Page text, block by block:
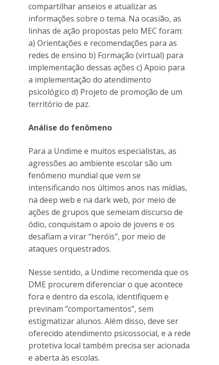
compartilhar anseios e atualizar as
informações sobre o tema. Na ocasião, as
linhas de ação propostas pelo MEC foram:
a) Orientações e recomendações para as
redes de ensino b) Formação (virtual) para
implementação dessas ações c) Apoio para
a implementação do atendimento
psicológico d) Projeto de promoção de um
território de paz.
Análise do fenômeno
Para a Undime e muitos especialistas, as
agressões ao ambiente escolar são um
fenômeno mundial que vem se
intensificando nos últimos anos nas mídias,
na deep web e na dark web, por meio de
ações de grupos que semeiam discurso de
ódio, conquistam o apoio de jovens e os
desafiam a virar “heróis”, por meio de
ataques orquestrados.
Nesse sentido, a Undime recomenda que os
DME procurem diferenciar o que acontece
fora e dentro da escola, identifiquem e
previnam “comportamentos”, sem
estigmatizar alunos. Além disso, deve ser
oferecido atendimento psicossocial, e a rede
protetiva local também precisa ser acionada
e aberta às escolas.